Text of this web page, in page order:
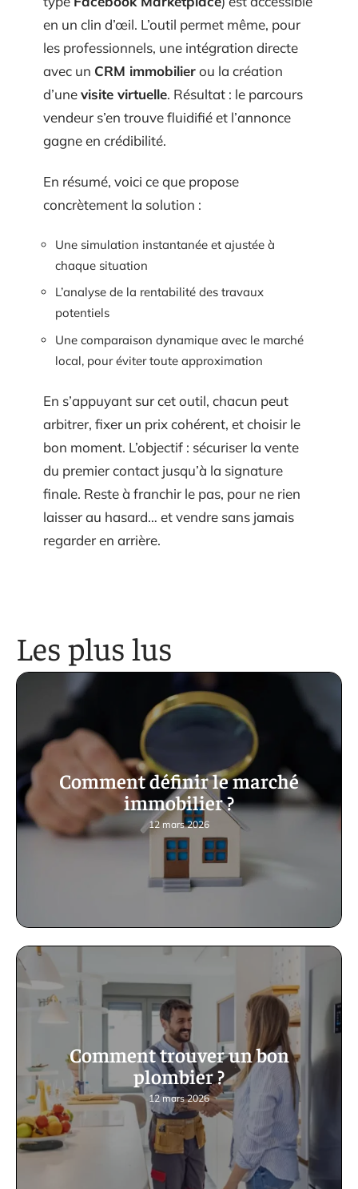
en un clin d’œil. L’outil permet même, pour
les professionnels, une intégration directe
avec un CRM immobilierou la création
d’unevisite virtuelle. Résultat : le parcours
vendeur s’en trouve fluidifié et l’annonce
gagne en crédibilité.
En résumé, voici ce que propose
concrètement la solution :
Une simulation instantanée et ajustée à
chaque situation
L’analyse de la rentabilité des travaux
potentiels
Une comparaison dynamique avec le marché
local, pour éviter toute approximation
En s’appuyant sur cet outil, chacun peut
arbitrer, fixer un prix cohérent, et choisir le
bon moment. L’objectif : sécuriser la vente
du premier contact jusqu’à la signature
finale. Reste à franchir le pas, pour ne rien
laisser au hasard… et vendre sans jamais
regarder en arrière.
Les plus lus
Comment définir le marché
immobilier ?
12 mars 2026
Comment trouver un bon
plombier ?
12 mars 2026